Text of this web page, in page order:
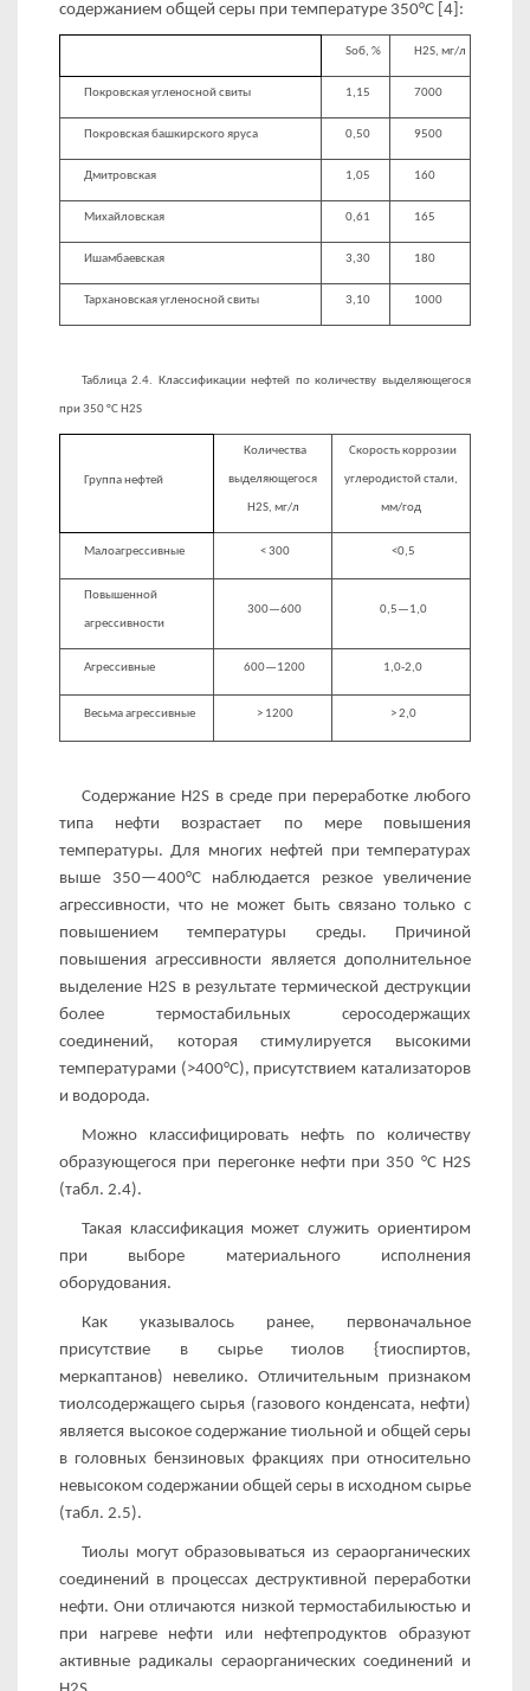
содержанием общей серы при температуре 350°С [4]:
Sоб, % H2S, мг/л
Покровская угленосной свиты 1,15 7000
Покровская башкирского яруса 0,50 9500
Дмитровская 1,05 160
Михайловская 0,61 165
Ишамбаевская 3,30 180
Тархановская угленосной свиты 3,10 1000
Таблица 2.4. Классификации нефтей по количеству выделяющегося
при 350 °С H2S
Группа нефтей
Количества
выделяю­щегося
H2S, мг/л
Скорость коррозии
углеродистой стали,
мм/год
Малоагрессивные < 300 <0,5
Повышенной
агрессивности
300—600 0,5—1,0
Агрессивные 600—1200 1,0-2,0
Весьма агрессивные > 1200 > 2,0
Содержание H2S в среде при переработке любого
типа нефти возрастает по мере повышения
температуры. Для многих нефтей при температурах
выше 350—400°С наблюдается резкое увеличение
агрессивности, что не может быть связано только с
повышением температуры среды. Причиной
повышения агрес­сивности является дополнительное
выделение H2S в результате термической деструкции
более термостабильных серосодержа­щих
соединений, которая стимулируется высокими
температу­рами (>400°С), присутствием катализаторов
и водорода.
Можно классифицировать нефть по количеству
образующе­гося при перегонке нефти при 350 °С H2S
(табл. 2.4).
Такая классификация может служить ориентиром
при вы­боре материального исполнения
оборудования.
Как указывалось ранее, первоначальное
присутствие в сырье тиолов {тиоспиртов,
меркаптанов) невелико. Отличительным при­знаком
тиолсодержащего сырья (газового конденсата, нефти)
является высокое содержание тиольной и общей серы
в голов­ных бензиновых фракциях при относительно
невысоком содер­жании общей серы в исходном сырье
(табл. 2.5).
Тиолы могут образовываться из сераорганических
соедине­ний в процессах деструктивной переработки
нефти. Они отли­чаются низкой термостабилыюстью и
при нагреве нефти или нефтепродуктов образуют
активные радикалы сераорганических соединений и